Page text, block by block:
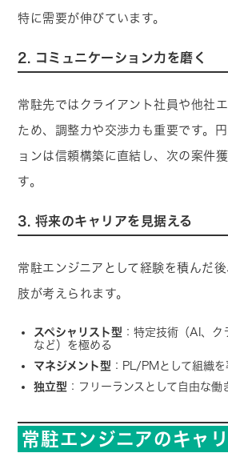
特に需要が伸びています。
2. コミュニケーション力を磨く
常駐先ではクライアント社員や他社
ため、調整力や交渉力も重要です。
ョンは信頼構築に直結し、次の案件
す。
3. 将来のキャリアを見据える
常駐エンジニアとして経験を積んだ
肢が考えられます。
スペシャリスト型 ：特定技術（AI、
など）を極める
マネジメント型 ：PL/PMとして組織を
独立型 ：フリーランスとして自由な働
常駐エンジニアのキャ